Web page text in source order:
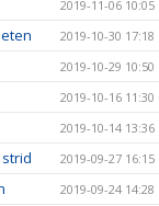
2019-11-06 10:05
2019-10-30 17:18
2019-10-29 10:50
2019-10-16 11:30
2019-10-14 13:36
2019-09-27 16:15
2019-09-24 14:28